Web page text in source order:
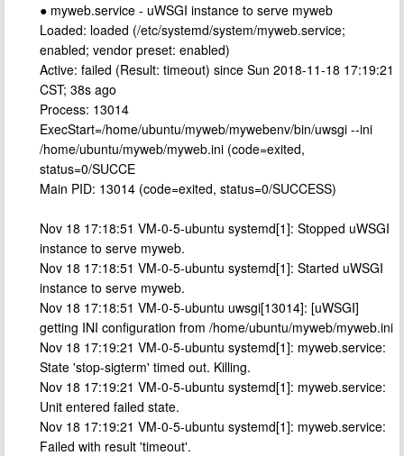
● myweb.service - uWSGI instance to serve myweb
Loaded: loaded (/etc/systemd/system/myweb.service;
enabled; vendor preset: enabled)
Active: failed (Result: timeout) since Sun 2018-11-18 17:19:21
CST; 38s ago
Process: 13014
ExecStart=/home/ubuntu/myweb/mywebenv/bin/uwsgi --ini
/home/ubuntu/myweb/myweb.ini (code=exited,
status=0/SUCCE
Main PID: 13014 (code=exited, status=0/SUCCESS)
Nov 18 17:18:51 VM-0-5-ubuntu systemd[1]: Stopped uWSGI
instance to serve myweb.
Nov 18 17:18:51 VM-0-5-ubuntu systemd[1]: Started uWSGI
instance to serve myweb.
Nov 18 17:18:51 VM-0-5-ubuntu uwsgi[13014]: [uWSGI]
getting INI configuration from /home/ubuntu/myweb/myweb.ini
Nov 18 17:19:21 VM-0-5-ubuntu systemd[1]: myweb.service:
State 'stop-sigterm' timed out. Killing.
Nov 18 17:19:21 VM-0-5-ubuntu systemd[1]: myweb.service:
Unit entered failed state.
Nov 18 17:19:21 VM-0-5-ubuntu systemd[1]: myweb.service:
Failed with result 'timeout'.